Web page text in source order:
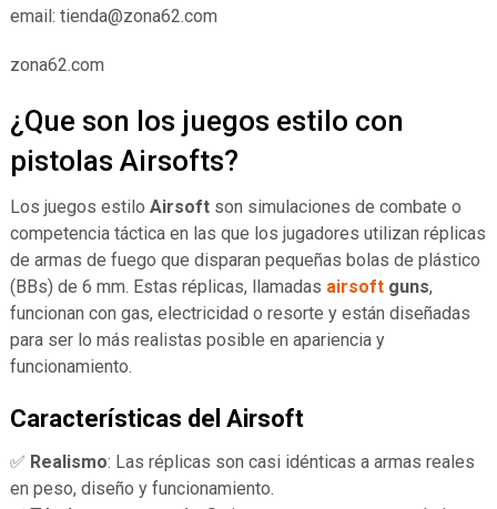
email: tienda@zona62.com
zona62.com
¿Que son los juegos estilo con
pistolas Airsofts?
Los juegos estilo Airsoftson simulaciones de combate o
competencia táctica en las que los jugadores utilizan réplicas
de armas de fuego que disparan pequeñas bolas de plástico
(BBs) de 6 mm. Estas réplicas, llamadas airsoftguns,
funcionan con gas, electricidad o resorte y están diseñadas
para ser lo más realistas posible en apariencia y
funcionamiento.
Características del Airsoft
✅ Realismo: Las réplicas son casi idénticas a armas reales
en peso, diseño y funcionamiento.